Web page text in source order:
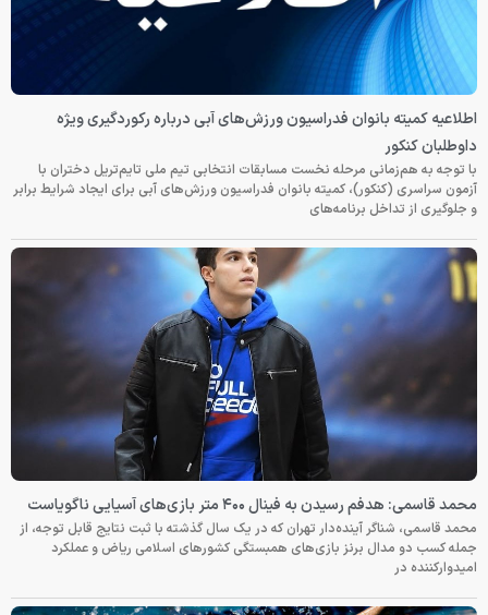
اطلاعیه کمیته بانوان فدراسیون ورزش‌های آبی درباره رکوردگیری ویژه
داوطلبان کنکور
با توجه به هم‌زمانی مرحله نخست مسابقات انتخابی تیم ملی تایم‌تریل دختران با
آزمون سراسری (کنکور)، کمیته بانوان فدراسیون ورزش‌های آبی برای ایجاد شرایط برابر
و جلوگیری از تداخل برنامه‌های
محمد قاسمی: هدفم رسیدن به فینال ۴۰۰ متر بازی‌های آسیایی ناگویاست
محمد قاسمی، شناگر آینده‌دار تهران که در یک سال گذشته با ثبت نتایج قابل توجه، از
جمله کسب دو مدال برنز بازی‌های همبستگی کشورهای اسلامی ریاض و عملکرد
امیدوارکننده در